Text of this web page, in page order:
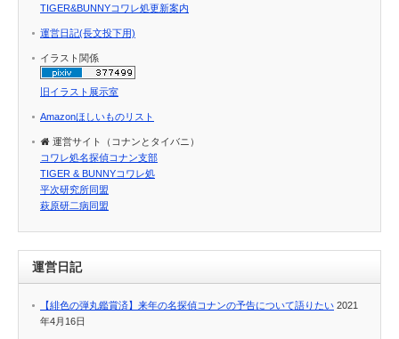
TIGER&BUNNYコワレ処更新案内
運営日記(長文投下用)
イラスト関係
旧イラスト展示室
Amazonほしいものリスト
運営サイト（コナンとタイバニ）
コワレ処名探偵コナン支部
TIGER & BUNNYコワレ処
平次研究所同盟
萩原研二病同盟
運営日記
【緋色の弾丸鑑賞済】来年の名探偵コナンの予告について語りたい 2021
年4月16日